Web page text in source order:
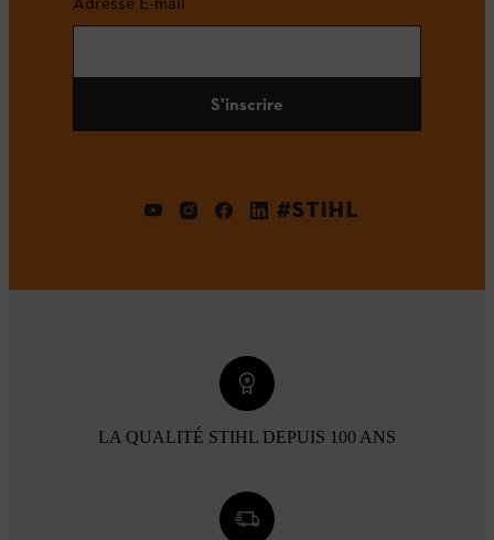
S'inscrire
#STIHL
LA QUALITÉ STIHL DEPUIS 100 ANS